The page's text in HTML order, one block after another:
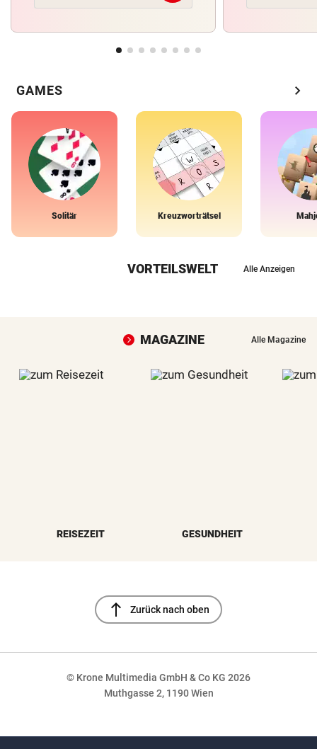
GAMES chevron_right
Solitär Kreuzworträtsel
VORTEILSWELT Alle Anzeigen
MAGAZINE Alle Magazine
REISEZEIT GESUNDHEIT
north Zurück nach oben
© Krone Multimedia GmbH & Co KG 2026
Muthgasse 2, 1190 Wien
NaN%